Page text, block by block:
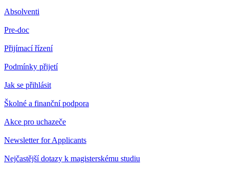
Absolventi
Pre-doc
Přijímací řízení
Podmínky přijetí
Jak se přihlásit
Školné a finanční podpora
Akce pro uchazeče
Newsletter for Applicants
Nejčastější dotazy k magisterskému studiu